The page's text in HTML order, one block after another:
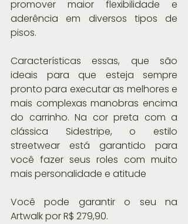
promover maior flexibilidade e
aderência em diversos tipos de
pisos.
Características essas, que são
ideais para que esteja sempre
pronto para executar as melhores e
mais complexas manobras encima
do carrinho. Na cor preta com a
clássica Sidestripe, o estilo
streetwear está garantido para
você fazer seus roles com muito
mais personalidade e atitude
Você pode garantir o seu na
Artwalk por R$ 279,90.